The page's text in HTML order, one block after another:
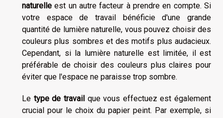
naturelle est un autre facteur à prendre en compte. Si
votre espace de travail bénéficie d'une grande
quantité de lumière naturelle, vous pouvez choisir des
couleurs plus sombres et des motifs plus audacieux.
Cependant, si la lumière naturelle est limitée, il est
préférable de choisir des couleurs plus claires pour
éviter que l'espace ne paraisse trop sombre.
Le type de travailque vous effectuez est également
crucial pour le choix du papier peint. Par exemple, si